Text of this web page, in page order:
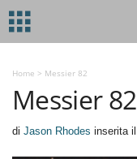
Home > Messier 82
Messier 82
di Jason Rhodes inserita il